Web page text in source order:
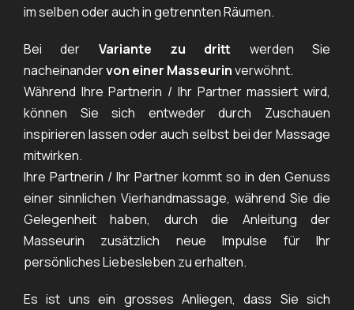
im selben oder auch in getrennten Räumen.
Bei der Variante zu dritt werden Sie
nacheinandervon einer Masseurinverwöhnt.
Während Ihre Partnerin / Ihr Partner massiert wird,
können Sie sich entweder durch Zuschauen
inspirieren lassen oder auch selbst bei der Massage
mitwirken.
Ihre Partnerin / Ihr Partner kommt so in den Genuss
einer sinnlichen Vierhandmassage, während Sie die
Gelegenheit haben, durch die Anleitung der
Masseurin zusätzlich neue Impulse für Ihr
persönliches Liebesleben zu erhalten.
Es ist uns ein grosses Anliegen, dass Sie sich